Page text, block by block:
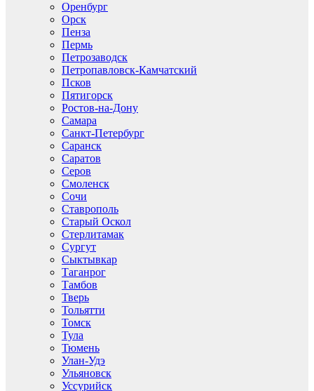
Оренбург
Орск
Пенза
Пермь
Петрозаводск
Петропавловск-Камчатский
Псков
Пятигорск
Ростов-на-Дону
Самара
Санкт-Петербург
Саранск
Саратов
Серов
Смоленск
Сочи
Ставрополь
Старый Оскол
Стерлитамак
Сургут
Сыктывкар
Таганрог
Тамбов
Тверь
Тольятти
Томск
Тула
Тюмень
Улан-Удэ
Ульяновск
Уссурийск